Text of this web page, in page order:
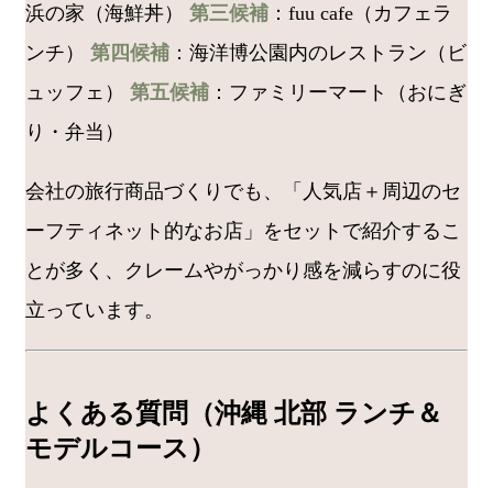
浜の家（海鮮丼） 第三候補 ：fuu cafe（カフェラ
ンチ） 第四候補 ：海洋博公園内のレストラン（ビ
ュッフェ） 第五候補 ：ファミリーマート（おにぎ
り・弁当）
会社の旅行商品づくりでも、「人気店＋周辺のセ
ーフティネット的なお店」をセットで紹介するこ
とが多く、クレームやがっかり感を減らすのに役
立っています。
よくある質問（沖縄 北部 ランチ＆
モデルコース）